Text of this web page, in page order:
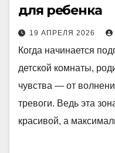
для ребенка
19 АПРЕЛЯ 2026
Когда начинается
детской комнаты,
чувства — от
тревоги. Ведь эта
красивой, а